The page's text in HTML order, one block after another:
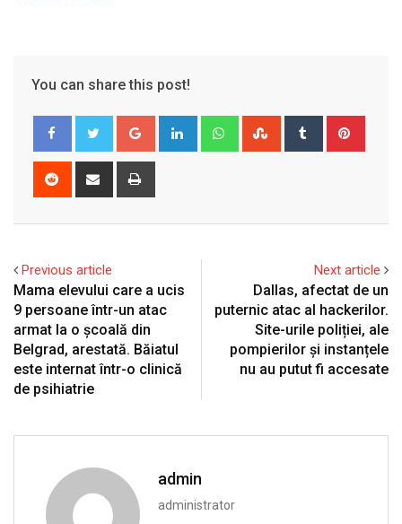
You can share this post!
Google+ LinkedIn WhatsappStumbleUpon
Tumblr
Reddit
Share
Previous article
Mama elevului care a ucis
9 persoane într-un atac
armat la o școală din
Belgrad, arestată. Băiatul
este internat într-o clinică
de psihiatrie
Next article
Dallas, afectat de un
puternic atac al hackerilor.
Site-urile poliției, ale
pompierilor și instanțele
nu au putut fi accesate
admin
administrator